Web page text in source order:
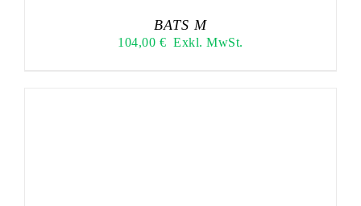
BATS M
104,00 € Exkl. MwSt.